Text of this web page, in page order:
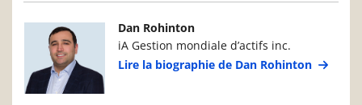
Photo du gestionnaire de portefeuille
Dan Rohinton
iA Gestion mondiale d’actifs inc.
Lire la biographie de Dan Rohinton